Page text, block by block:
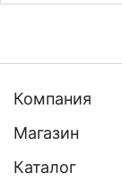
Компания
Магазин
Каталог